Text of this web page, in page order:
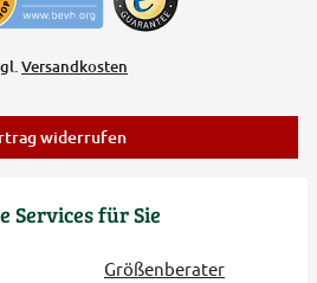
Services für Sie
Größenberater
Versandkosten
widerrufen